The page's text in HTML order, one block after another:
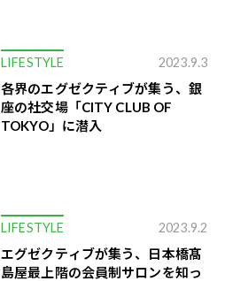
LIFESTYLE 2023.9.3
各界のエグゼクティブが集う、銀
座の社交場「CITY CLUB OF
TOKYO」に潜入
LIFESTYLE 2023.9.2
エグゼクティブが集う、日本橋髙
島屋最上階の会員制サロンを知っ